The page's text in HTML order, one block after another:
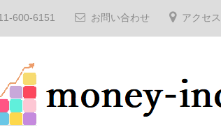
600-6151 お問い合わせ アクセス